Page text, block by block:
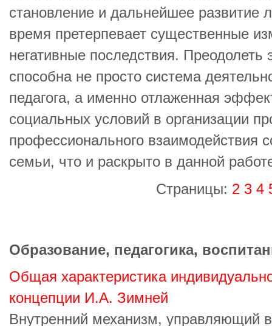
становление и дальнейшее развитие
время претерпевает существенные
негативные последствия. Преодолеть
способна не просто система
педагога, а именно отлаженная
социальных условий в организации
профессионального взаимодействия
семьи, что и раскрыто в данной
Страницы: 2 3 4
Образование, педагогика,
Общая характеристика
концепции И.А. Зимней
Внутренний механизм, управляющий